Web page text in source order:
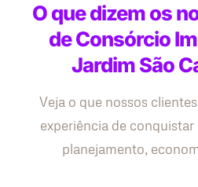
O que dizem os
de Consórcio
Jardim São
Veja o que nossos
experiência de
planejamento,